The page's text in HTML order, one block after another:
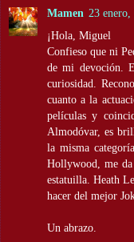
Mamen 23 enero,
¡Hola, Miguel
Confieso que ni
de mi devoción.
curiosidad.
cuanto a la
películas y
Almodóvar, es
la misma
Hollywood, me
estatuilla. Heath
hacer del mejor
Un abrazo.